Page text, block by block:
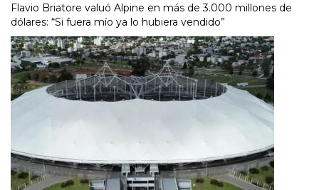
Flavio Briatore valuó Alpine en más de 3.000 millones de
dólares: “Si fuera mío ya lo hubiera vendido”